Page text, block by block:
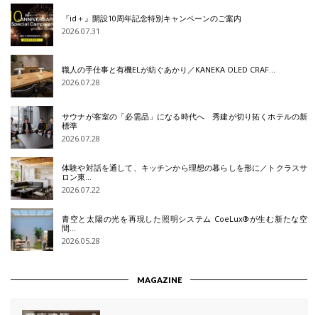
『id＋』開設10周年記念特別キャンペーンのご案内
2026.07.31
職人の手仕事と有機ELが紡ぐあかり／KANEKA OLED CRAF…
2026.07.28
サウナが客室の「必需品」になる時代へ 秀建が切り拓くホテルの新
標準
2026.07.28
体験や対話を通して、キッチンから理想の暮らしを形に／トクラスサ
ロン東…
2026.07.22
青空と太陽の光を再現した照明システム CoeLux®が生む新たな空
間…
2026.05.28
MAGAZINE